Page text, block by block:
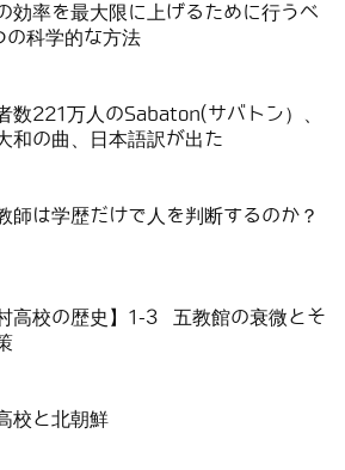
効率を最大限に上げるために行うべ
の科学的な方法
数221万人のSabaton(サバトン）、
和の曲、日本語訳が出た
師は学歴だけで人を判断するのか？
村高校の歴史】1-3 五教館の衰微とそ
校と北朝鮮